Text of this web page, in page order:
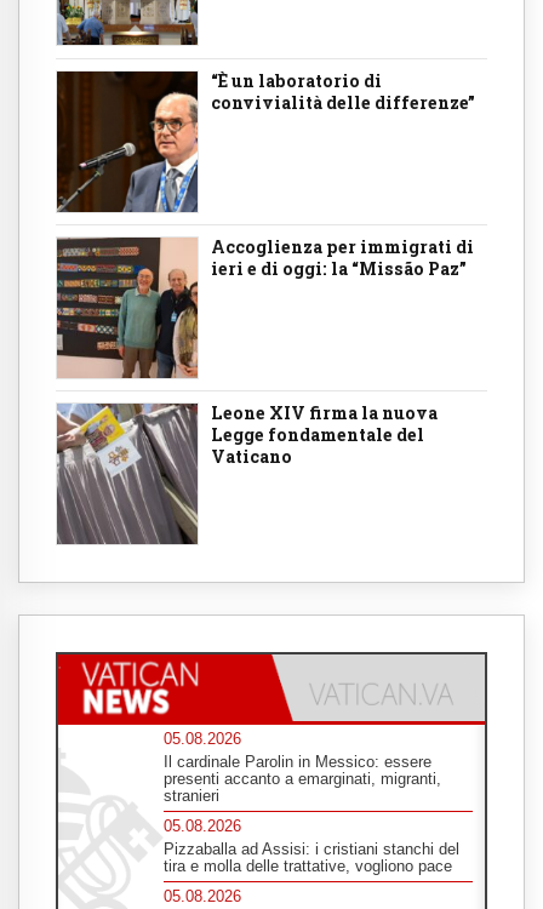
“È un laboratorio di
convivialità delle differenze”
Accoglienza per immigrati di
ieri e di oggi: la “Missão Paz”
Leone XIV firma la nuova
Legge fondamentale del
Vaticano
05.08.2026
Il cardinale Parolin in Messico: essere
presenti accanto a emarginati, migranti,
stranieri
05.08.2026
Pizzaballa ad Assisi: i cristiani stanchi del
tira e molla delle trattative, vogliono pace
05.08.2026